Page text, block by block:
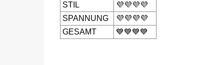
STIL
💜💜💜💜
SPANNUNG
💜💜💜💜
GESAMT
💙💙💙💙